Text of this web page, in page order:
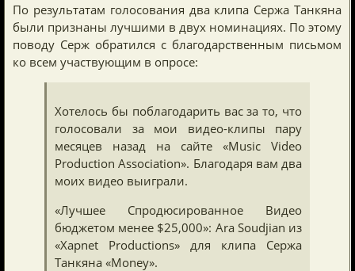
По результатам голосования два клипа Сержа Танкяна
были признаны лучшими в двух номинациях. По этому
поводу Серж обратился с благодарственным письмом
ко всем участвующим в опросе:
Хотелось бы поблагодарить вас за то, что
голосовали за мои видео-клипы пару
месяцев назад на сайте «Music Video
Production Association». Благодаря вам два
моих видео выиграли.
«Лучшее Спродюсированное Видео
бюджетом менее $25,000»: Ara Soudjian из
«Xapnet Productions» для клипа Сержа
Танкяна «Money».